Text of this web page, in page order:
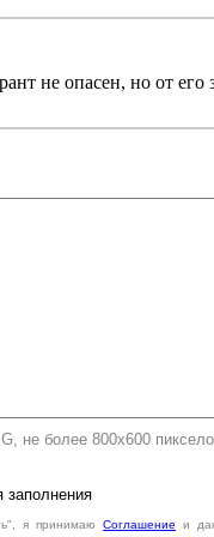
не опасен, но от его
не более 800х600
я принимаюCоглашение и